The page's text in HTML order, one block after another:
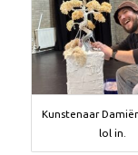
Kunstenaar
lol in.